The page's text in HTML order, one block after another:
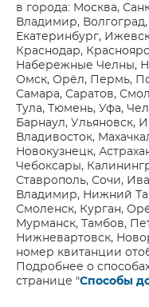
в города: Москва,
Владимир,
Екатеринбург,
Краснодар,
Набережные Челны,
Омск, Орёл, Пермь,
Самара, Саратов,
Тула, Тюмень, Уфа,
Барнаул, Ульяновск,
Владивосток,
Новокузнецк,
Чебоксары,
Ставрополь, Сочи,
Владимир, Нижний
Смоленск, Курган,
Мурманск, Тамбов,
Нижневартовск,
номер квитанции
Подробнее о
странице "Способы